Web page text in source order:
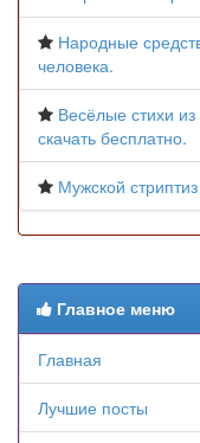
Народные
человека.
Весёлые стихи
скачать бесплатно.
Мужской
Главное меню
Главная
Лучшие посты